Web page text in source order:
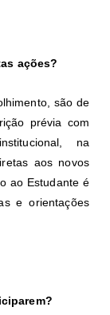
ações?
são de
prévia com
na
aos novos
ao Estudante é
e orientações